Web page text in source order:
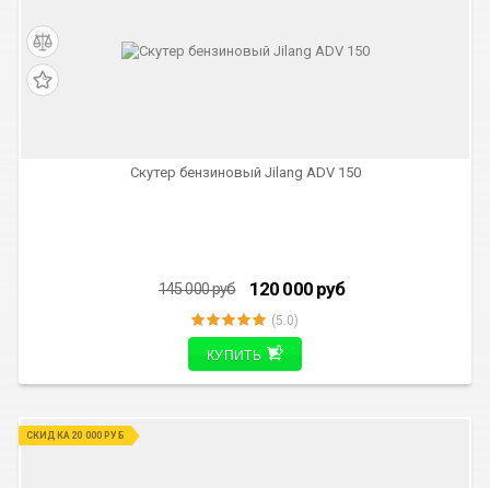
Скутер бензиновый Jilang ADV 150
145 000руб 120 000 руб
(5.0)
КУПИТЬ